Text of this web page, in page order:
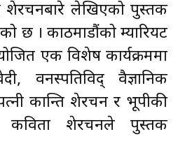
शेरचनबारे लेखिएको पुस्तक
छ । काठमाडौंको म्यारियट
एक विशेष कार्यक्रममा
वनस्पतिविद् वैज्ञानिक
कान्ति शेरचन र भूपीकी
शेरचनले पुस्तक